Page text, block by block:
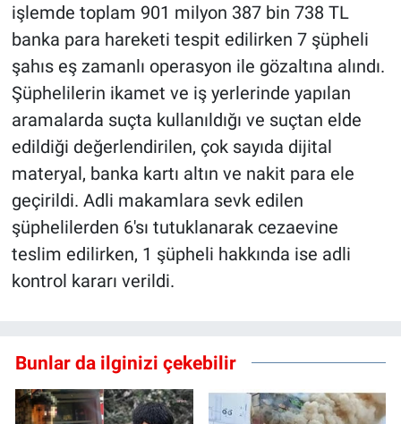
işlemde toplam 901 milyon 387 bin 738 TL
banka para hareketi tespit edilirken 7 şüpheli
şahıs eş zamanlı operasyon ile gözaltına alındı.
Şüphelilerin ikamet ve iş yerlerinde yapılan
aramalarda suçta kullanıldığı ve suçtan elde
edildiği değerlendirilen, çok sayıda dijital
materyal, banka kartı altın ve nakit para ele
geçirildi. Adli makamlara sevk edilen
şüphelilerden 6'sı tutuklanarak cezaevine
teslim edilirken, 1 şüpheli hakkında ise adli
kontrol kararı verildi.
Bunlar da ilginizi çekebilir